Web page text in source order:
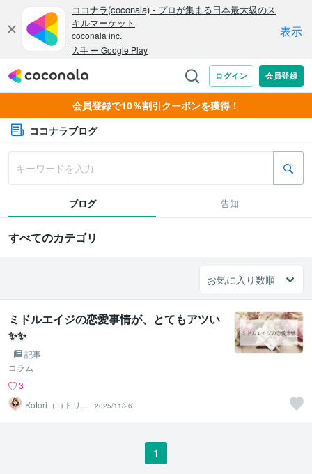
会員登録で10％割引クーポンを獲得！
ココナラブログ
ブログ 告知
すべてのカテゴリ
ミドルエイジの恋愛事情が、とてもアツい
✨✨
記事
コラム
3
Kotori（コトリ）
エナジーセラピ
スト
2025/11/26
1